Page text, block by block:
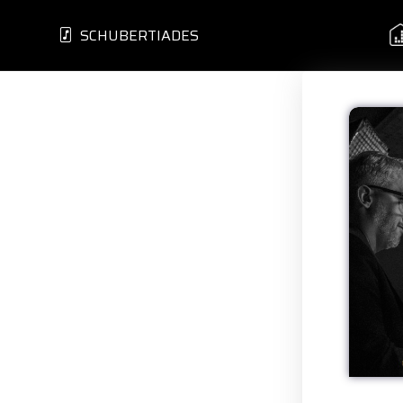
SCHUBERTIADES